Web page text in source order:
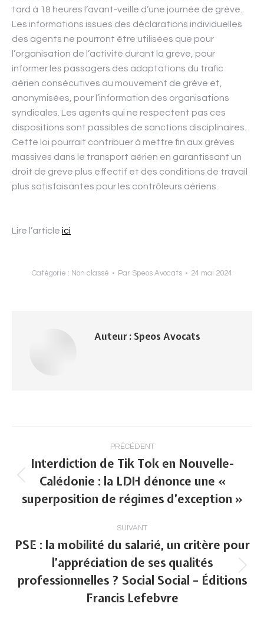
tard à 18 heures l’avant-veille d’une journée de grève.
Les informations issues des déclarations individuelles
des agents ne pourront être utilisées que pour
l’organisation de l’activité durant la grève, pour
informer les passagers des adaptations du trafic
aérien consécutives au mouvement de grève et,
anonymisées, pour l’information des organisations
syndicales. Les agents qui ne respectent pas ces
dispositions sont passibles de sanctions disciplinaires.
Cette loi pourrait contribuer à mettre fin aux grèves
massives dans le transport aérien en garantissant un
droit de grève plus effectif et des conditions de travail
plus satisfaisantes pour les contrôleurs aériens.
Lire l’article ici
Catégorie : Non classé Par Speos Avocats 24 mai 2024
Auteur : Speos Avocats
Navigation
article
PRÉCÉDENT
Article
précédent
Interdiction de Tik Tok en Nouvelle-
Calédonie : la LDH dénonce une «
superposition de régimes d’exception »
SUIVANT
suivant
:
PSE : la mobilité du salarié, un critère pour
l’appréciation de ses qualités
professionnelles ? Social Social – Éditions
Francis Lefebvre